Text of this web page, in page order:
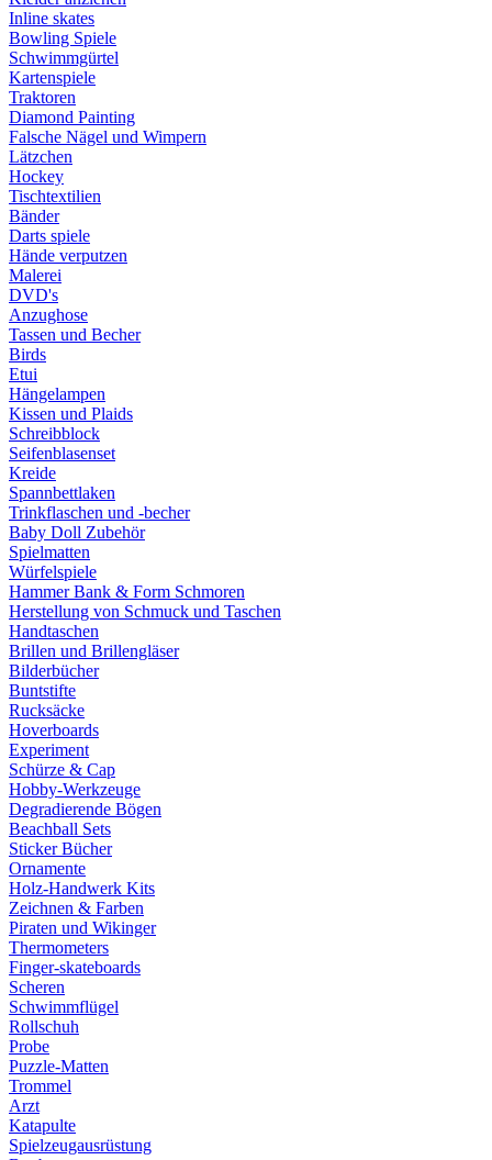
Inline skates
Bowling Spiele
Schwimmgürtel
Kartenspiele
Traktoren
Diamond Painting
Falsche Nägel und Wimpern
Lätzchen
Hockey
Tischtextilien
Bänder
Darts spiele
Hände verputzen
Malerei
DVD's
Anzughose
Tassen und Becher
Birds
Etui
Hängelampen
Kissen und Plaids
Schreibblock
Seifenblasenset
Kreide
Spannbettlaken
Trinkflaschen und -becher
Baby Doll Zubehör
Spielmatten
Würfelspiele
Hammer Bank & Form Schmoren
Herstellung von Schmuck und Taschen
Handtaschen
Brillen und Brillengläser
Bilderbücher
Buntstifte
Rucksäcke
Hoverboards
Experiment
Schürze & Cap
Hobby-Werkzeuge
Degradierende Bögen
Beachball Sets
Sticker Bücher
Ornamente
Holz-Handwerk Kits
Zeichnen & Farben
Piraten und Wikinger
Thermometers
Finger-skateboards
Scheren
Schwimmflügel
Rollschuh
Probe
Puzzle-Matten
Trommel
Arzt
Katapulte
Spielzeugausrüstung